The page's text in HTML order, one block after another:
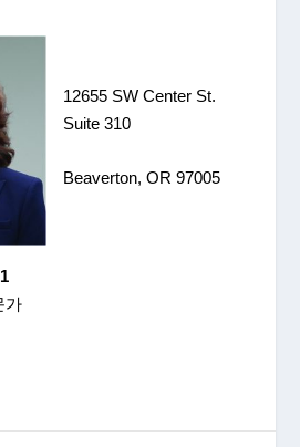
가
12655 SW Center St.
Suite 310
Beaverton, OR 97005